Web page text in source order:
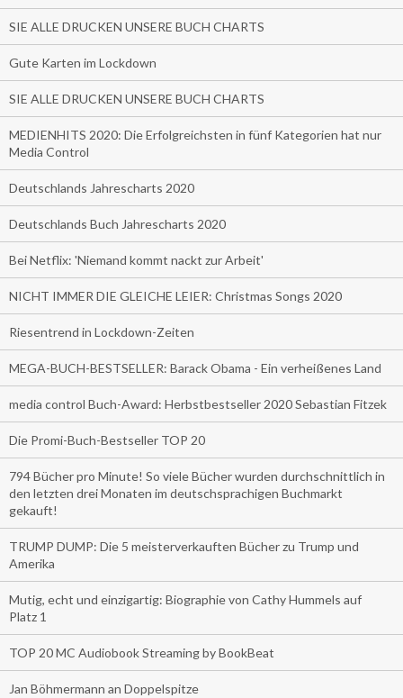
SIE ALLE DRUCKEN UNSERE BUCH CHARTS
Gute Karten im Lockdown
SIE ALLE DRUCKEN UNSERE BUCH CHARTS
MEDIENHITS 2020: Die Erfolgreichsten in fünf Kategorien hat nur
Media Control
Deutschlands Jahrescharts 2020
Deutschlands Buch Jahrescharts 2020
Bei Netflix: 'Niemand kommt nackt zur Arbeit'
NICHT IMMER DIE GLEICHE LEIER: Christmas Songs 2020
Riesentrend in Lockdown-Zeiten
MEGA-BUCH-BESTSELLER: Barack Obama - Ein verheißenes Land
media control Buch-Award: Herbstbestseller 2020 Sebastian Fitzek
Die Promi-Buch-Bestseller TOP 20
794 Bücher pro Minute! So viele Bücher wurden durchschnittlich in
den letzten drei Monaten im deutschsprachigen Buchmarkt
gekauft!
TRUMP DUMP: Die 5 meisterverkauften Bücher zu Trump und
Amerika
Mutig, echt und einzigartig: Biographie von Cathy Hummels auf
Platz 1
TOP 20 MC Audiobook Streaming by BookBeat
Jan Böhmermann an Doppelspitze